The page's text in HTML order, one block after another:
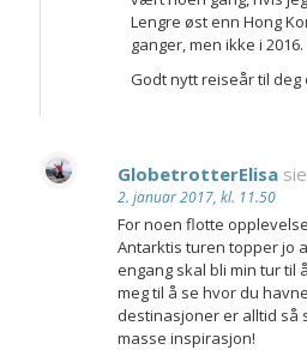
Lengre øst enn Hong
ganger, men ikke i 2016.
Godt nytt reiseår til deg
GlobetrotterElisa
2. januar 2017, kl. 11.50
For noen flotte
Antarktis turen topper jo
engang skal bli min tur til
meg til å se hvor du
destinasjoner er alltid så
masse inspirasjon!